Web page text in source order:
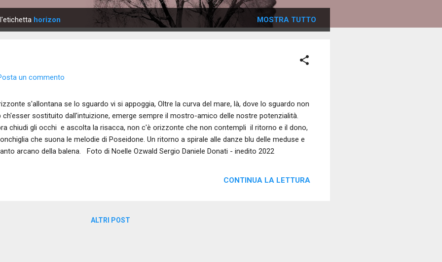
horizon MOSTRA TUTTO
un commento
s'allontana se lo sguardo vi si appoggia, Oltre la curva del mare, là, dove lo sguardo non
ch'esser sostituito dall'intuizione, emerge sempre il mostro-amico delle nostre potenzialità.
chiudi gli occhi e ascolta la risacca, non c'è orizzonte che non contempli il ritorno e il dono,
che suona le melodie di Poseidone. Un ritorno a spirale alle danze blu delle meduse e
arcano della balena. Foto di Noelle Ozwald Sergio Daniele Donati - inedito 2022
CONTINUA LA LETTURA
ALTRI POST